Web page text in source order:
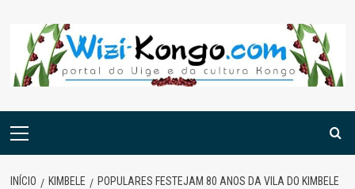
content
Menu
INÍCIO KIMBELE POPULARES FESTEJAM 80 ANOS DA VILA DO KIMBELE